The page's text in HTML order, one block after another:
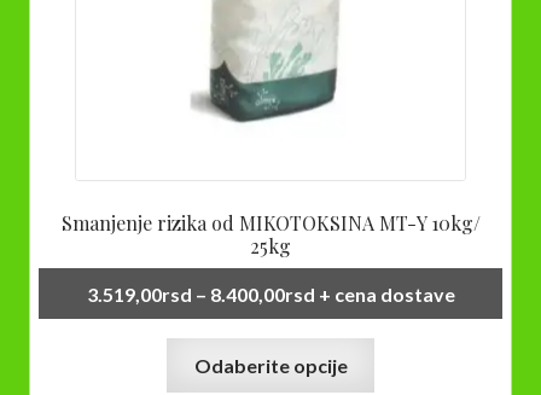
Smanjenje rizika od MIKOTOKSINA MT-Y 10kg/
25kg
3.519,00rsd – 8.400,00rsdRaspon
cena:
3.519,00rsd
+ cena dostave
Odaberite opcije